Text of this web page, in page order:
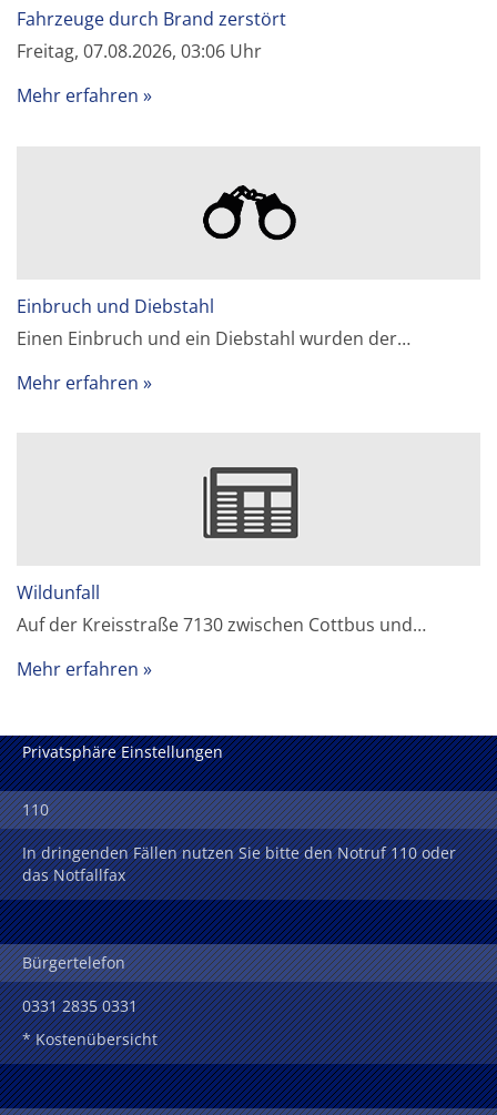
Fahrzeuge durch Brand zerstört
Freitag, 07.08.2026, 03:06 Uhr
Mehr erfahren
Einbruch und Diebstahl
Einen Einbruch und ein Diebstahl wurden der…
Mehr erfahren
Wildunfall
Auf der Kreisstraße 7130 zwischen Cottbus und…
Mehr erfahren
Privatsphäre Einstellungen
110
In dringenden Fällen nutzen Sie bitte den Notruf 110 oder
das Notfallfax
Bürgertelefon
0331 2835 0331
* Kostenübersicht